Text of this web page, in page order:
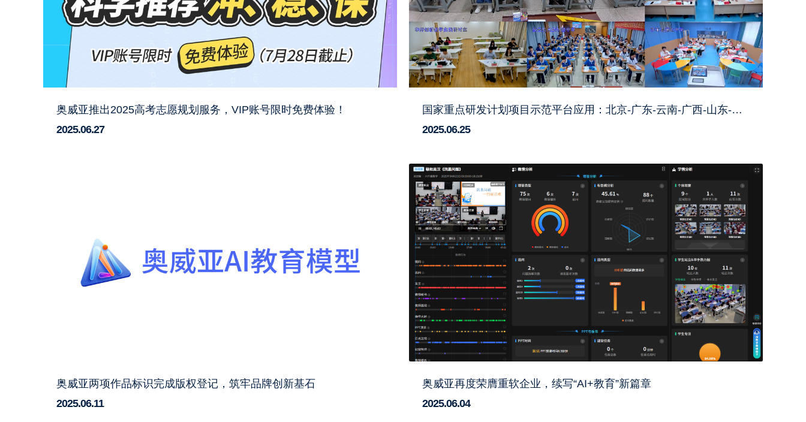
奥威亚推出2025高考志愿规划服务，VIP账号限时免费体验！
2025.06.27
国家重点研发计划项目示范平台应用：北京-广东-云南-广西-山东-新疆跨省智慧教研活动顺利开展
2025.06.25
奥威亚两项作品标识完成版权登记，筑牢品牌创新基石
2025.06.11
奥威亚再度荣膺重软企业，续写“AI+教育”新篇章
2025.06.04